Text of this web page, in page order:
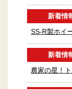
新着情
SS-R製ホイ
新着情
農家の星！